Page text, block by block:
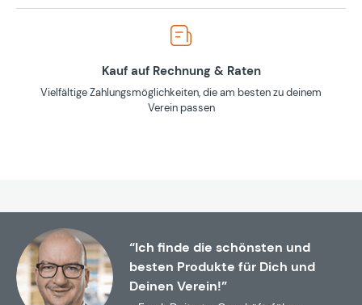
Kauf auf Rechnung & Raten
Vielfältige Zahlungsmöglichkeiten, die am besten zu deinem
Verein passen
“Ich finde die schönsten und
besten Produkte für Dich und
Deinen Verein!”